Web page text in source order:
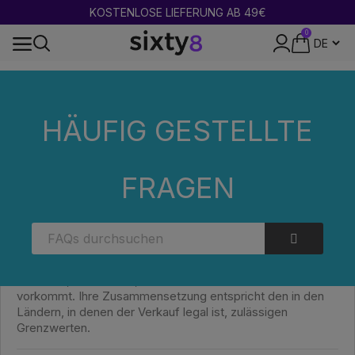
KOSTENLOSE LIEFERUNG AB 49€
0
HÄUFIG GESTELLTE
FRAGEN
WAS FINDET MAN IN DER KATEGORIE
CANDY SHOP MIT DELTA-9-THC?
Diese Kategorie umfasst essbare Hanfprodukte wie
vorkommt. Ihre Zusammensetzung entspricht den in den
Ländern, in denen der Verkauf legal ist, zulässigen
Grenzwerten.